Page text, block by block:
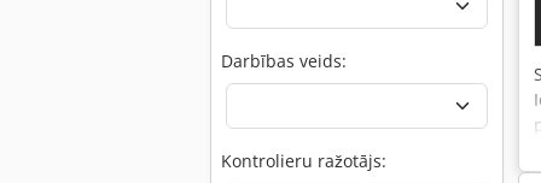
Darbības veids:
Kontrolieru ražotājs: